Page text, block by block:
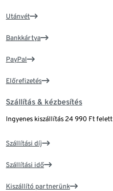
Utánvét
Bankkártya
PayPal
Előrefizetés
Szállítás & kézbesítés
Ingyenes kiszállítás 24 990 Ft felett
Szállítási díj
Szállítási idő
Kiszállító partnerünk